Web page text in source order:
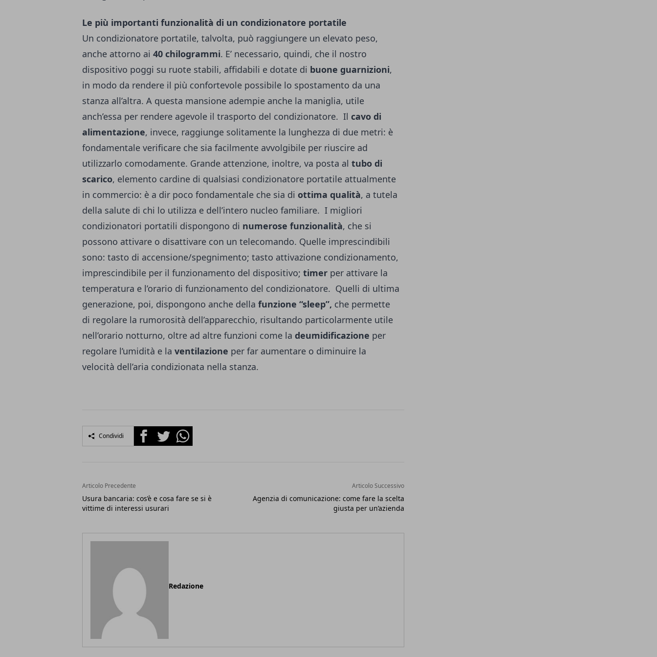
Le più importanti funzionalità di un condizionatore portatile
Un condizionatore portatile, talvolta, può raggiungere un elevato peso,
anche attorno ai 40 chilogrammi. E’ necessario, quindi, che il nostro
dispositivo poggi su ruote stabili, affidabili e dotate di buone guarnizioni,
in modo da rendere il più confortevole possibile lo spostamento da una
stanza all’altra. A questa mansione adempie anche la maniglia, utile
anch’essa per rendere agevole il trasporto del condizionatore. Il cavo di
alimentazione, invece, raggiunge solitamente la lunghezza di due metri: è
fondamentale verificare che sia facilmente avvolgibile per riuscire ad
utilizzarlo comodamente. Grande attenzione, inoltre, va posta al tubo di
scarico, elemento cardine di qualsiasi condizionatore portatile attualmente
in commercio: è a dir poco fondamentale che sia di ottima qualità, a tutela
della salute di chi lo utilizza e dell’intero nucleo familiare. I migliori
condizionatori portatili dispongono di numerose funzionalità, che si
possono attivare o disattivare con un telecomando. Quelle imprescindibili
sono: tasto di accensione/spegnimento; tasto attivazione condizionamento,
imprescindibile per il funzionamento del dispositivo; timer per attivare la
temperatura e l’orario di funzionamento del condizionatore. Quelli di ultima
generazione, poi, dispongono anche della funzione “sleep”, che permette
di regolare la rumorosità dell’apparecchio, risultando particolarmente utile
nell’orario notturno, oltre ad altre funzioni come la deumidificazione per
regolare l’umidità e la ventilazione per far aumentare o diminuire la
velocità dell’aria condizionata nella stanza.
Condividi FacebookTwitterWhatsapp
Articolo Precedente
Usura bancaria: cos’è e cosa fare se si è
vittime di interessi usurari
Articolo Successivo
Agenzia di comunicazione: come fare la scelta
giusta per un’azienda
Redazione